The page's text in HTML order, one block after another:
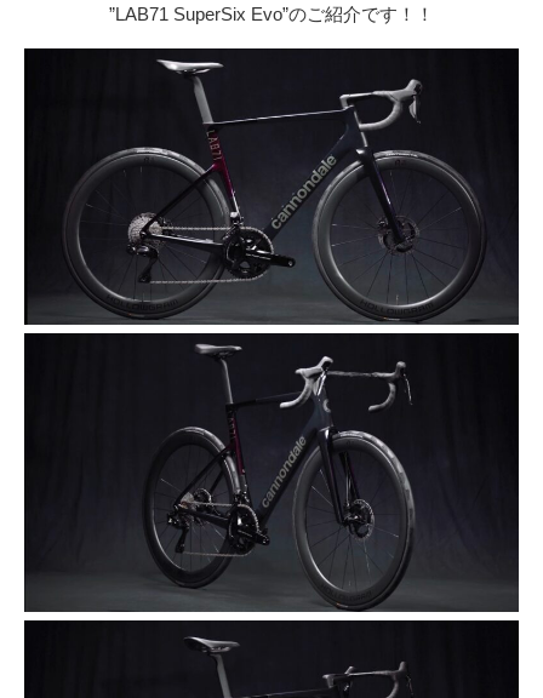
”LAB71 SuperSix Evo”のご紹介です！！